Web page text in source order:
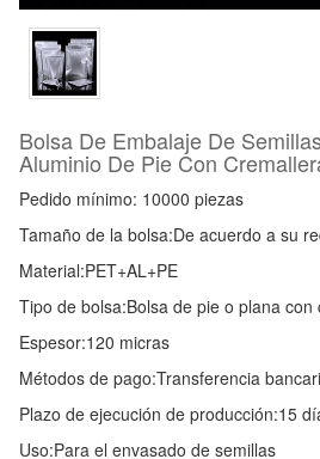
Bolsa De Embalaje De
Aluminio De Pie Con
Pedido mínimo: 10000 piezas
Tamaño de la bolsa:De acuerdo a su
Material:PET+AL+PE
Tipo de bolsa:Bolsa de pie o plana
Espesor:120 micras
Métodos de pago:Transferencia
Plazo de ejecución de producción:15
Uso:Para el envasado de semillas